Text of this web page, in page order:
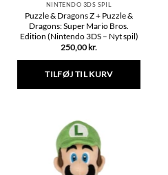
NINTENDO 3DS SPIL
Puzzle & Dragons Z + Puzzle &
Dragons: Super Mario Bros.
Edition (Nintendo 3DS – Nyt spil)
250,00 kr.
TILFØJ TIL KURV